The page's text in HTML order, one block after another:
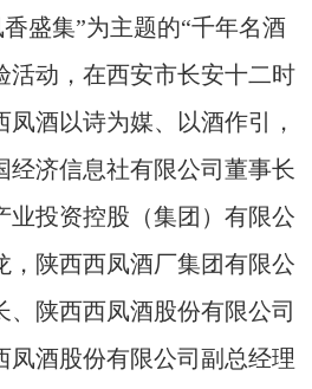
盛集”为主题的“千年名酒
活动，在西安市长安十二时
酒以诗为媒、以酒作引，
经济信息社有限公司董事长
业投资控股（集团）有限公
，陕西西凤酒厂集团有限公
、陕西西凤酒股份有限公司
凤酒股份有限公司副总经理